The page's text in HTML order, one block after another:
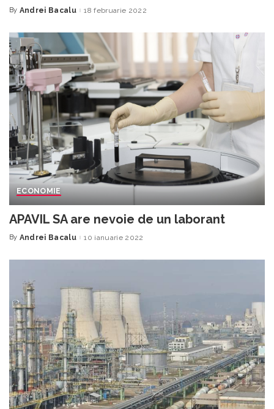
Oraşe Inteligente şi Neutre Climatic”
Posted
By Andrei Bacalu 18 februarie 2022
ECONOMIE
APAVIL SA are nevoie de un laborant
Posted
By Andrei Bacalu 10 ianuarie 2022